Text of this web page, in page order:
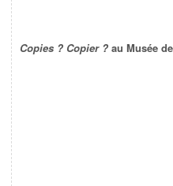
Copies ? Copier ? au Musée